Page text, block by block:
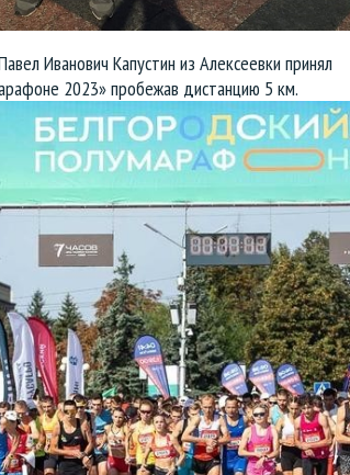
Иванович Капустин из Алексеевки принял
2023» пробежав дистанцию 5 км.